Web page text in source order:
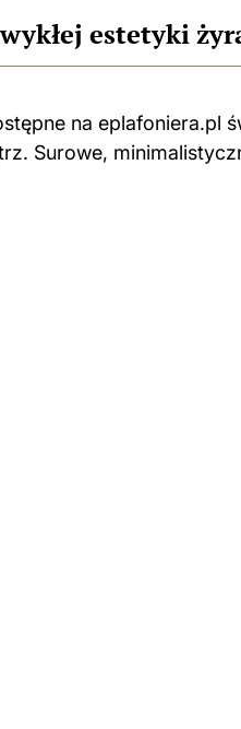
estetyki
na eplafoniera.pl
Surowe,